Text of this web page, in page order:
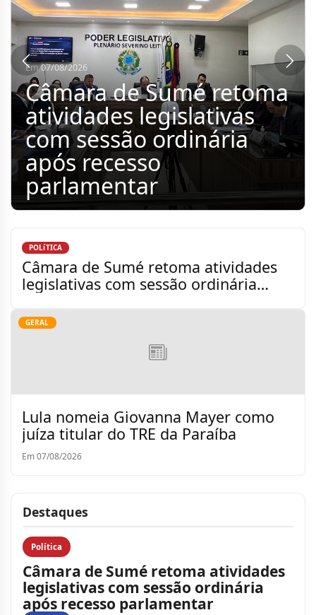
POLíTICA
Câmara de Sumé retoma atividades
legislativas com sessão ordinária
GERAL
Lula nomeia Giovanna Mayer como
juíza titular do TRE da Paraíba
Em 07/08/2026
Em 06/08/2026
Monteiro alcança nota
7.0 no Ideb 2025 na
Rede Municipal de
Ensino
Destaques
Política
Câmara de Sumé retoma atividades
legislativas com sessão ordinária
após recesso parlamentar